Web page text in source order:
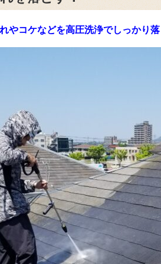
やコケなどを高圧洗浄でしっかり